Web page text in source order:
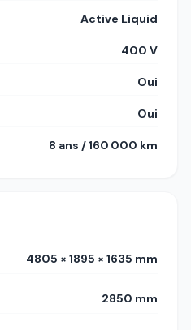
Active Liquid
400 V
Oui
Oui
8 ans / 160 000 km
4805 × 1895 × 1635 mm
2850 mm